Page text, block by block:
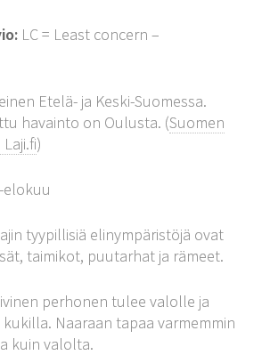
LC = Least concern –
Etelä- ja Keski-Suomessa.
havainto on Oulusta. (Suomen
)
elokuu
tyypillisiä elinympäristöjä ovat
taimikot, puutarhat ja rämeet.
perhonen tulee valolle ja
Naaraan tapaa varmemmin
kuin valolta.